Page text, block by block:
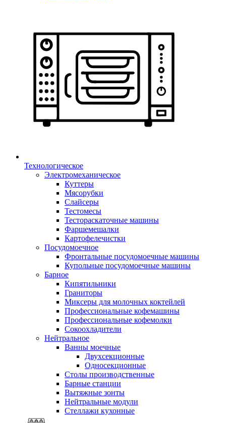
Технологическое
Электромеханическое
Куттеры
Мясорубки
Слайсеры
Тестомесы
Тестораскаточные машины
Фаршемешалки
Картофелечистки
Посудомоечное
Фронтальные посудомоечные машины
Купольные посудомоечные машины
Барное
Кипятильники
Граниторы
Миксеры для молочных коктейлей
Профессиональные кофемашины
Профессиональные кофемолки
Сокоохладители
Нейтральное
Ванны моечные
Двухсекционные
Односекционные
Столы производственные
Барные станции
Вытяжные зонты
Нейтральные модули
Стеллажи кухонные